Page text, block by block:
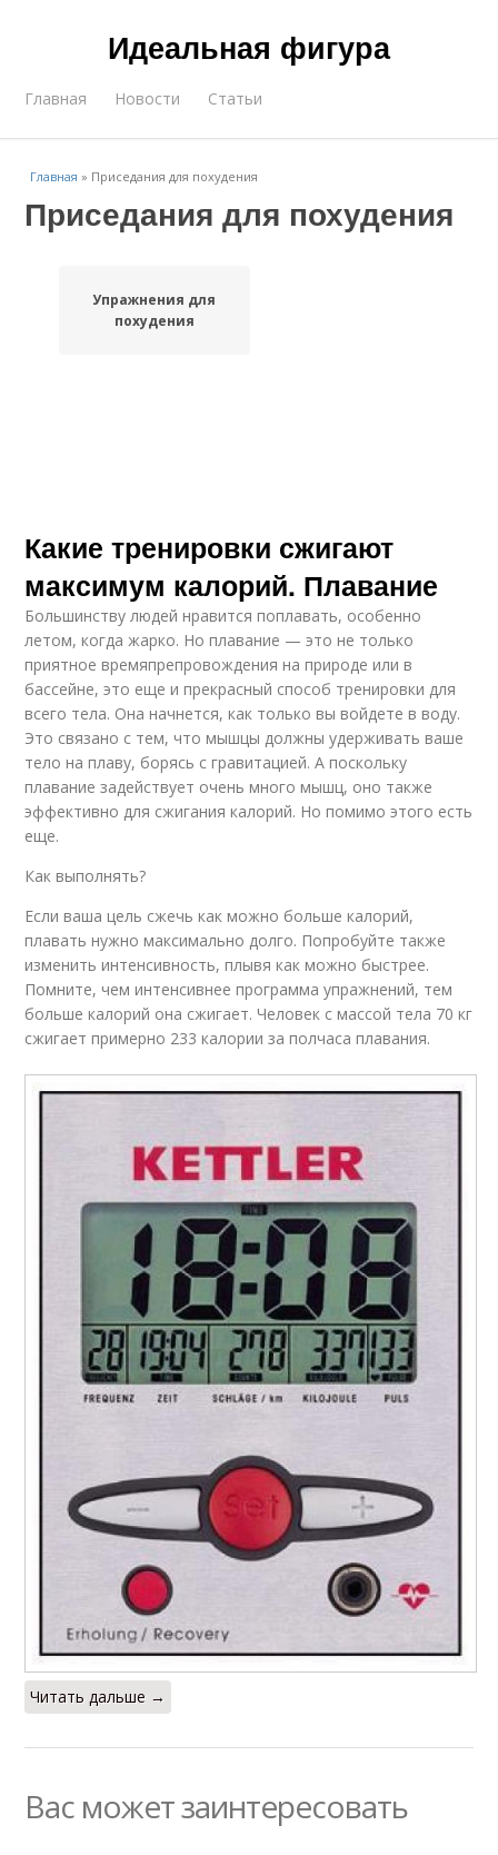
Идеальная фигура
Главная Новости Статьи
Главная » Приседания для похудения
Приседания для похудения
Упражнения для
похудения
Какие тренировки сжигают
максимум калорий. Плавание
Большинству людей нравится поплавать, особенно
летом, когда жарко. Но плавание — это не только
приятное времяпрепровождения на природе или в
бассейне, это еще и прекрасный способ тренировки для
всего тела. Она начнется, как только вы войдете в воду.
Это связано с тем, что мышцы должны удерживать ваше
тело на плаву, борясь с гравитацией. А поскольку
плавание задействует очень много мышц, оно также
эффективно для сжигания калорий. Но помимо этого есть
еще.
Как выполнять?
Если ваша цель сжечь как можно больше калорий,
плавать нужно максимально долго. Попробуйте также
изменить интенсивность, плывя как можно быстрее.
Помните, чем интенсивнее программа упражнений, тем
больше калорий она сжигает. Человек с массой тела 70 кг
сжигает примерно 233 калории за полчаса плавания.
Читать дальше →
Вас может заинтересовать